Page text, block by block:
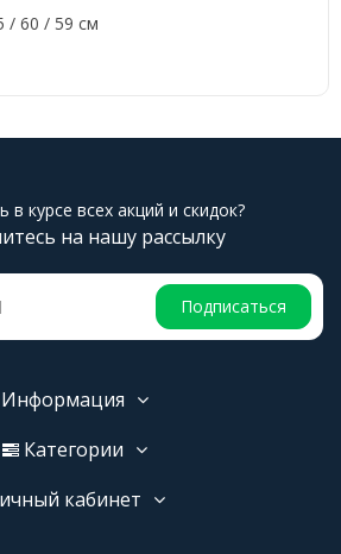
/ 60 / 59 см
в курсе всех акций и скидок?
на нашу рассылку
Подписаться
Информация
Категории
кабинет